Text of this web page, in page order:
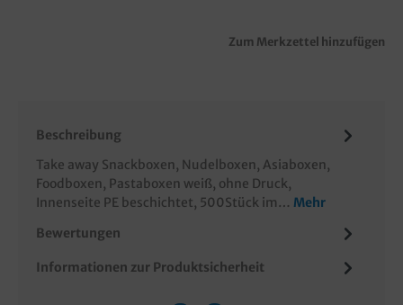
Zum Merkzettel hinzufügen
Beschreibung
Take away Snackboxen, Nudelboxen, Asiaboxen,
Foodboxen, Pastaboxen weiß, ohne Druck,
Innenseite PE beschichtet, 500Stück im… Mehr
Bewertungen
Informationen zur Produktsicherheit